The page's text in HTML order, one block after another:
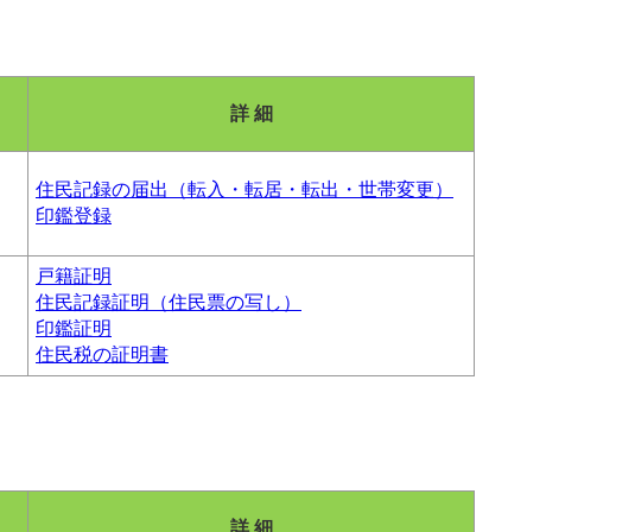
詳 細
住民記録の届出（転入・転居・転出・世帯変更）
印鑑登録
戸籍証明
住民記録証明（住民票の写し）
印鑑証明
住民税の証明書
詳 細